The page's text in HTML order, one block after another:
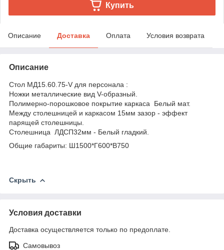
Купить
Описание Доставка Оплата Условия возврата
Описание
Стол МД15.60.75-V для персонала :
Ножки металлические вид V-образный.
Полимерно-порошковое покрытие каркаса Белый мат.
Между столешницей и каркасом 15мм зазор - эффект
парящей столешницы.
Столешница ЛДСП32мм - Белый гладкий.
Общие габариты: Ш1500*Г600*В750
Скрыть
Условия доставки
Доставка осуществляется только по предоплате.
Самовывоз